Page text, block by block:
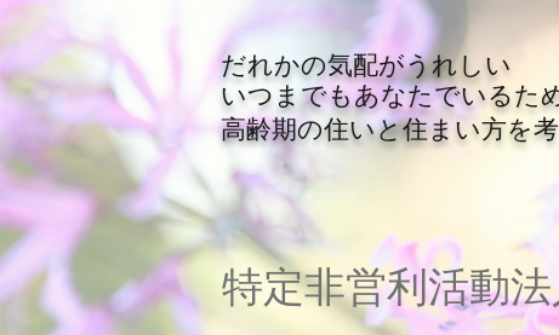
​だれかの気配がうれしい
いつまでもあなたでいるた
高齢期の住いと住まい方を
特定非営利活動